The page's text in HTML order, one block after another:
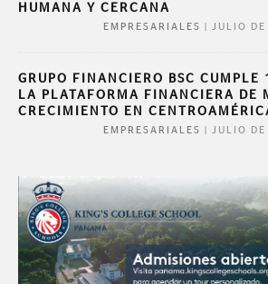
HUMANA Y CERCANA
EMPRESARIALES JULIO
GRUPO FINANCIERO BSC CUMPLE
LA PLATAFORMA FINANCIERA DE
CRECIMIENTO EN
EMPRESARIALES JULIO